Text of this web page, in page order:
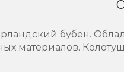
бубен.
материалов.